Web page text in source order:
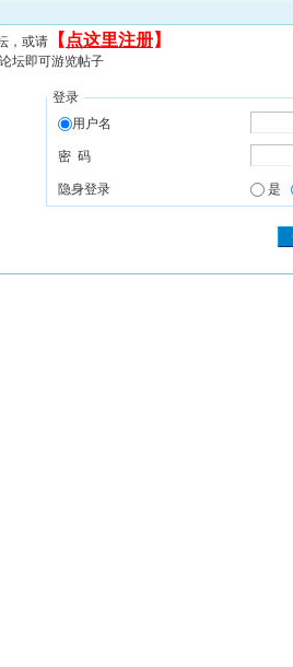
，或请 【 点这里注册】
坛即可游览帖子
登录
用户名
密 码
隐身登录 是